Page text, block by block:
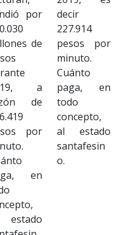
por
de
a
de
por
en
decir
227.914
pesos por
minuto.
Cuánto
paga, en
todo
concepto,
al estado
santafesin
o.